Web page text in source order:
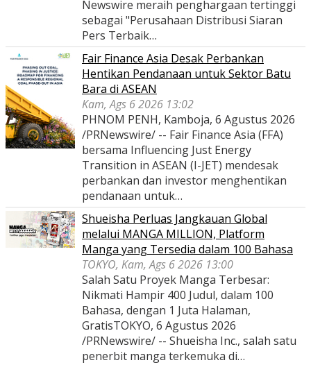
Newswire meraih penghargaan tertinggi
sebagai "Perusahaan Distribusi Siaran
Pers Terbaik…
Fair Finance Asia Desak Perbankan
Hentikan Pendanaan untuk Sektor Batu
Bara di ASEAN
Kam, Ags 6 2026 13:02
PHNOM PENH, Kamboja, 6 Agustus 2026
/PRNewswire/ -- Fair Finance Asia (FFA)
bersama Influencing Just Energy
Transition in ASEAN (I-JET) mendesak
perbankan dan investor menghentikan
pendanaan untuk…
Shueisha Perluas Jangkauan Global
melalui MANGA MILLION, Platform
Manga yang Tersedia dalam 100 Bahasa
TOKYO, Kam, Ags 6 2026 13:00
Salah Satu Proyek Manga Terbesar:
Nikmati Hampir 400 Judul, dalam 100
Bahasa, dengan 1 Juta Halaman,
GratisTOKYO, 6 Agustus 2026
/PRNewswire/ -- Shueisha Inc., salah satu
penerbit manga terkemuka di…